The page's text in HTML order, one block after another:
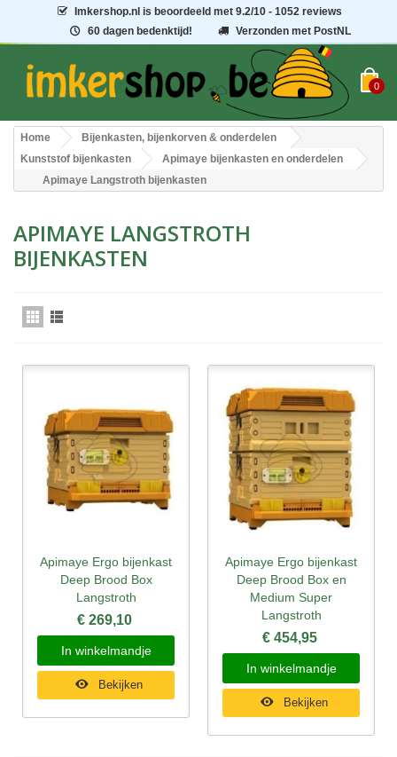
Imkershop.nl is beoordeeld met9.2/10 - 1052 reviews
60 dagen bedenktijd!
Verzonden met PostNL
0
Home
Bijenkasten, bijenkorven & onderdelen
Kunststof bijenkasten
Apimaye bijenkasten en onderdelen
Apimaye Langstroth bijenkasten
APIMAYE LANGSTROTH
BIJENKASTEN
Apimaye Ergo bijenkast
Deep Brood Box
Langstroth
€ 269,10
In winkelmandje
Bekijken
Apimaye Ergo bijenkast
Deep Brood Box en
Medium Super
Langstroth
€ 454,95
In winkelmandje
Bekijken